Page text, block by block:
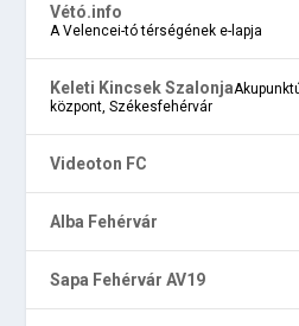
Vétó.info
A Velencei-tó térségének e-lapja
Keleti Kincsek Szalonja
központ, Székesfehérvár
Videoton FC
Alba Fehérvár
Sapa Fehérvár AV19